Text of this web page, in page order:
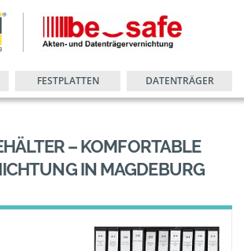
FESTPLATTEN DATENTRÄGER
– KOMFORTABLE
IN MAGDEBURG